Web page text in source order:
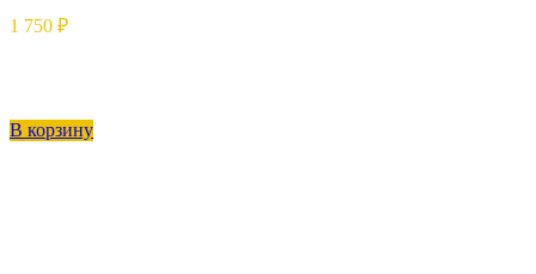
1 750 ₽
В корзину